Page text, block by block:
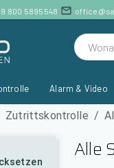
800 5895548
Alarm & Video
Zutrittskontrolle /
Alle